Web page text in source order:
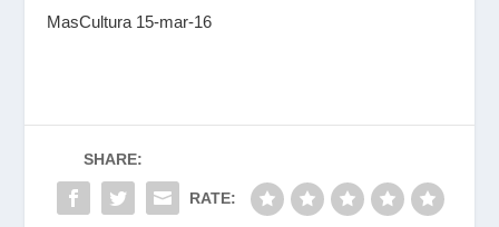
MasCultura 15-mar-16
SHARE:
RATE: